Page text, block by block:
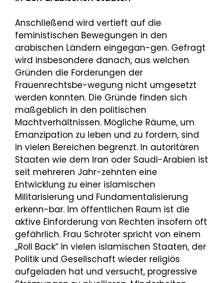
Anschließend wird vertieft auf die
feministischen Bewegungen in den
arabischen Ländern eingegan-gen. Gefragt
wird insbesondere danach, aus welchen
Gründen die Forderungen der
Frauenrechtsbe-wegung nicht umgesetzt
werden konnten. Die Gründe finden sich
maßgeblich in den politischen
Machtverhältnissen. Mögliche Räume, um
Emanzipation zu leben und zu fordern, sind
in vielen Bereichen begrenzt. In autoritären
Staaten wie dem Iran oder Saudi-Arabien ist
seit mehreren Jahr-zehnten eine
Entwicklung zu einer islamischen
Militarisierung und Fundamentalisierung
erkenn-bar. Im öffentlichen Raum ist die
aktive Einforderung von Rechten insofern oft
gefährlich. Frau Schröter spricht von einem
„Roll Back“ in vielen islamischen Staaten, der
Politik und Gesellschaft wieder religiös
aufgeladen hat und versucht, progressive